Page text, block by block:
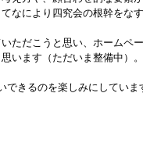
なにより四究会の根幹をな
ただこうと思い、ホームペ
います（ただいま整備中）。
きるのを楽しみにしていま